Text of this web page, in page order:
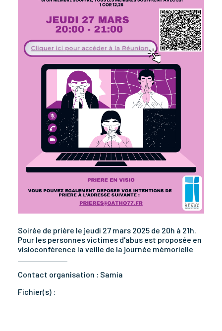
Soirée de prière le jeudi 27 mars 2025 de 20h à 21h.
Pour les personnes victimes d'abus est proposée en
visioconférence la veille de la journée mémorielle
Contact organisation : Samia
Fichier(s) :